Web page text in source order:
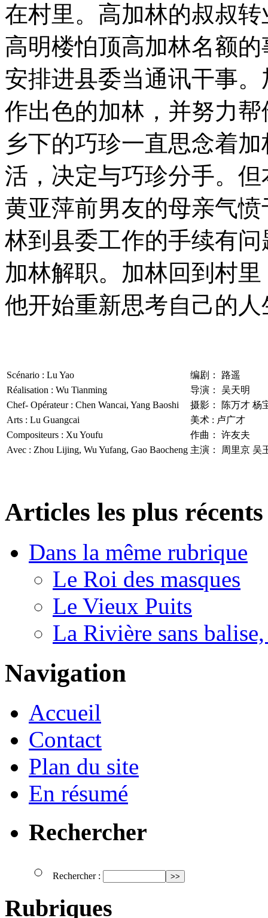
在村里。高加林的叔叔
高明楼怕顶高加林名额
安排进县委当通讯干事
作出色的加林，并努力
乡下的巧珍一直思念着
活，决定与巧珍分手。
黄亚萍前男友的母亲气
林到县委工作的手续有
加林解职。加林回到村
他开始重新思考自己的人
Scénario : Lu Yao
编剧： 路遥
Réalisation : Wu Tianming
导演： 吴天明
Chef- Opérateur : Chen Wancai, Yang Baoshi
摄影： 陈万才 杨
Arts : Lu Guangcai
美术 : 卢广才
Compositeurs : Xu Youfu
作曲： 许友夫
Avec : Zhou Lijing, Wu Yufang, Gao Baocheng 主演： 周里京 吴
Articles les plus récents
Dans la même rubrique
Le Roi des masques
Le Vieux Puits
La Rivière sans
Navigation
Accueil
Contact
Plan du site
En résumé
Rechercher
Rechercher :
Rubriques